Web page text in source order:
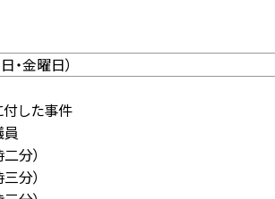
・金曜日）
した事件
員
分）
分）